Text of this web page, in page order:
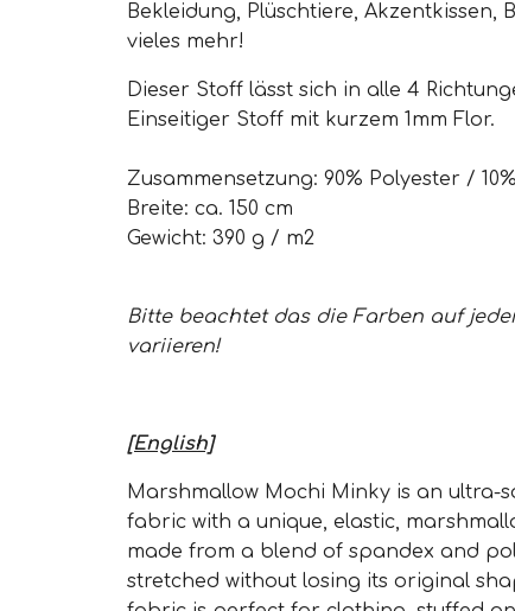
Bekleidung, Plüschtiere, Akzentkissen,
vieles mehr!
Dieser Stoff lässt sich in alle 4
Einseitiger Stoff mit kurzem 1mm Flor.
Zusammensetzung: 90% Polyester /
Breite: ca. 150 cm
Gewicht: 390 g / m2
Bitte beachtet das die Farben auf
variieren!
[English]
Marshmallow Mochi Minky is an ultra-
fabric with a unique, elastic,
made from a blend of spandex and
stretched without losing its original